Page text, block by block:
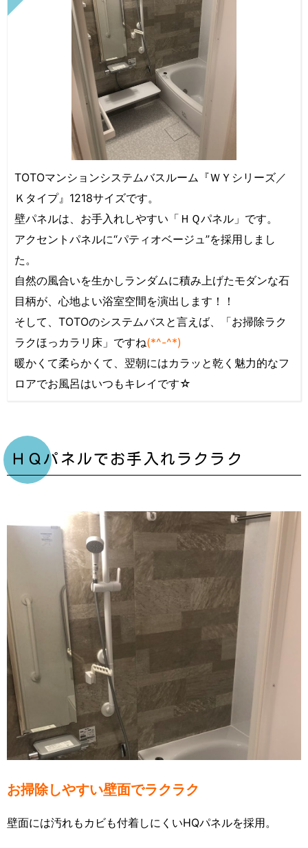
TOTOマンションシステムバスルーム『ＷＹシリーズ／
Ｋタイプ』1218サイズです。
壁パネルは、お手入れしやすい「ＨＱパネル」です。
アクセントパネルに“パティオベージュ”を採用しまし
た。
自然の風合いを生かしランダムに積み上げたモダンな石
目柄が、心地よい浴室空間を演出します！！
そして、TOTOのシステムバスと言えば、「お掃除ラク
ラクほっカラリ床」ですね(*^-^*)
暖かくて柔らかくて、翌朝にはカラッと乾く魅力的なフ
ロアでお風呂はいつもキレイです☆
ＨＱパネルでお手入れラクラク
お掃除しやすい壁面でラクラク
壁面には汚れもカビも付着しにくいHQパネルを採用。